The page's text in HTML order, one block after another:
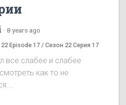
· 8 years ago
Episode 17 / Сезон 22 Серия 17
все слабее и слабее
как то не